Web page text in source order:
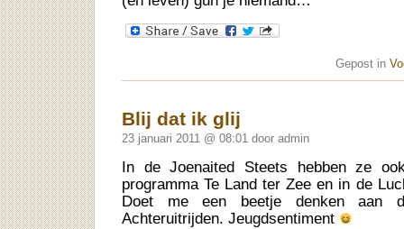
Gepost in
Blij dat ik glij
23 januari 2011 @ 08:01 door admin
In de Joenaited Steets hebben ze
programma Te Land ter Zee en in de
Doet me een beetje denken aan
Achteruitrijden. Jeugdsentiment